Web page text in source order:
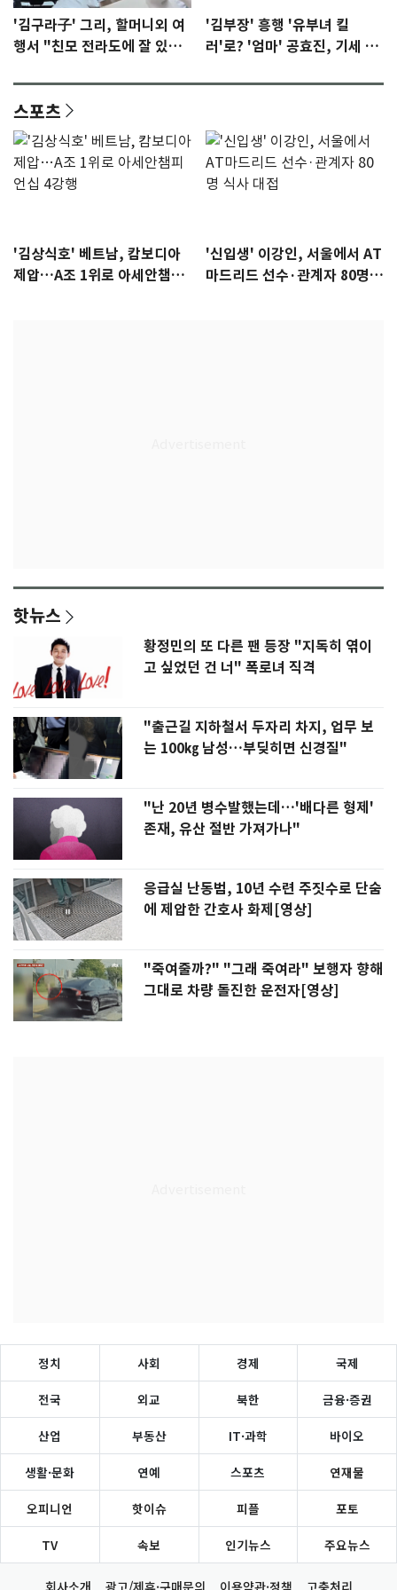
'김구라子' 그리, 할머니외 여
행서 "친모 전라도에 잘 있
'김부장' 흥행 '유부녀 킬
러'로? '엄마' 공효진, 기세 잡
스포츠
'김상식호' 베트남, 캄보디아
제압…A조 1위로 아세안챔피
'신입생' 이강인, 서울에서 AT
마드리드 선수·관계자 80명
핫뉴스
황정민의 또 다른 팬 등장 "지독히 엮이
고 싶었던 건 너" 폭로녀 직격
"출근길 지하철서 두자리 차지, 업무 보
는 100㎏ 남성…부딪히면 신경질"
"난 20년 병수발했는데…'배다른 형제'
존재, 유산 절반 가져가나"
응급실 난동범, 10년 수련 주짓수로 단숨
에 제압한 간호사 화제[영상]
"죽여줄까?" "그래 죽여라" 보행자 향해
그대로 차량 돌진한 운전자[영상]
정치 사회 경제 국제
전국 외교 북한 금융·증권
산업 부동산 IT·과학 바이오
생활·문화 연예 스포츠 연재물
오피니언 핫이슈 피플 포토
TV 속보 인기뉴스 주요뉴스
회사소개 광고/제휴·구매문의 이용약관·정책 고충처리